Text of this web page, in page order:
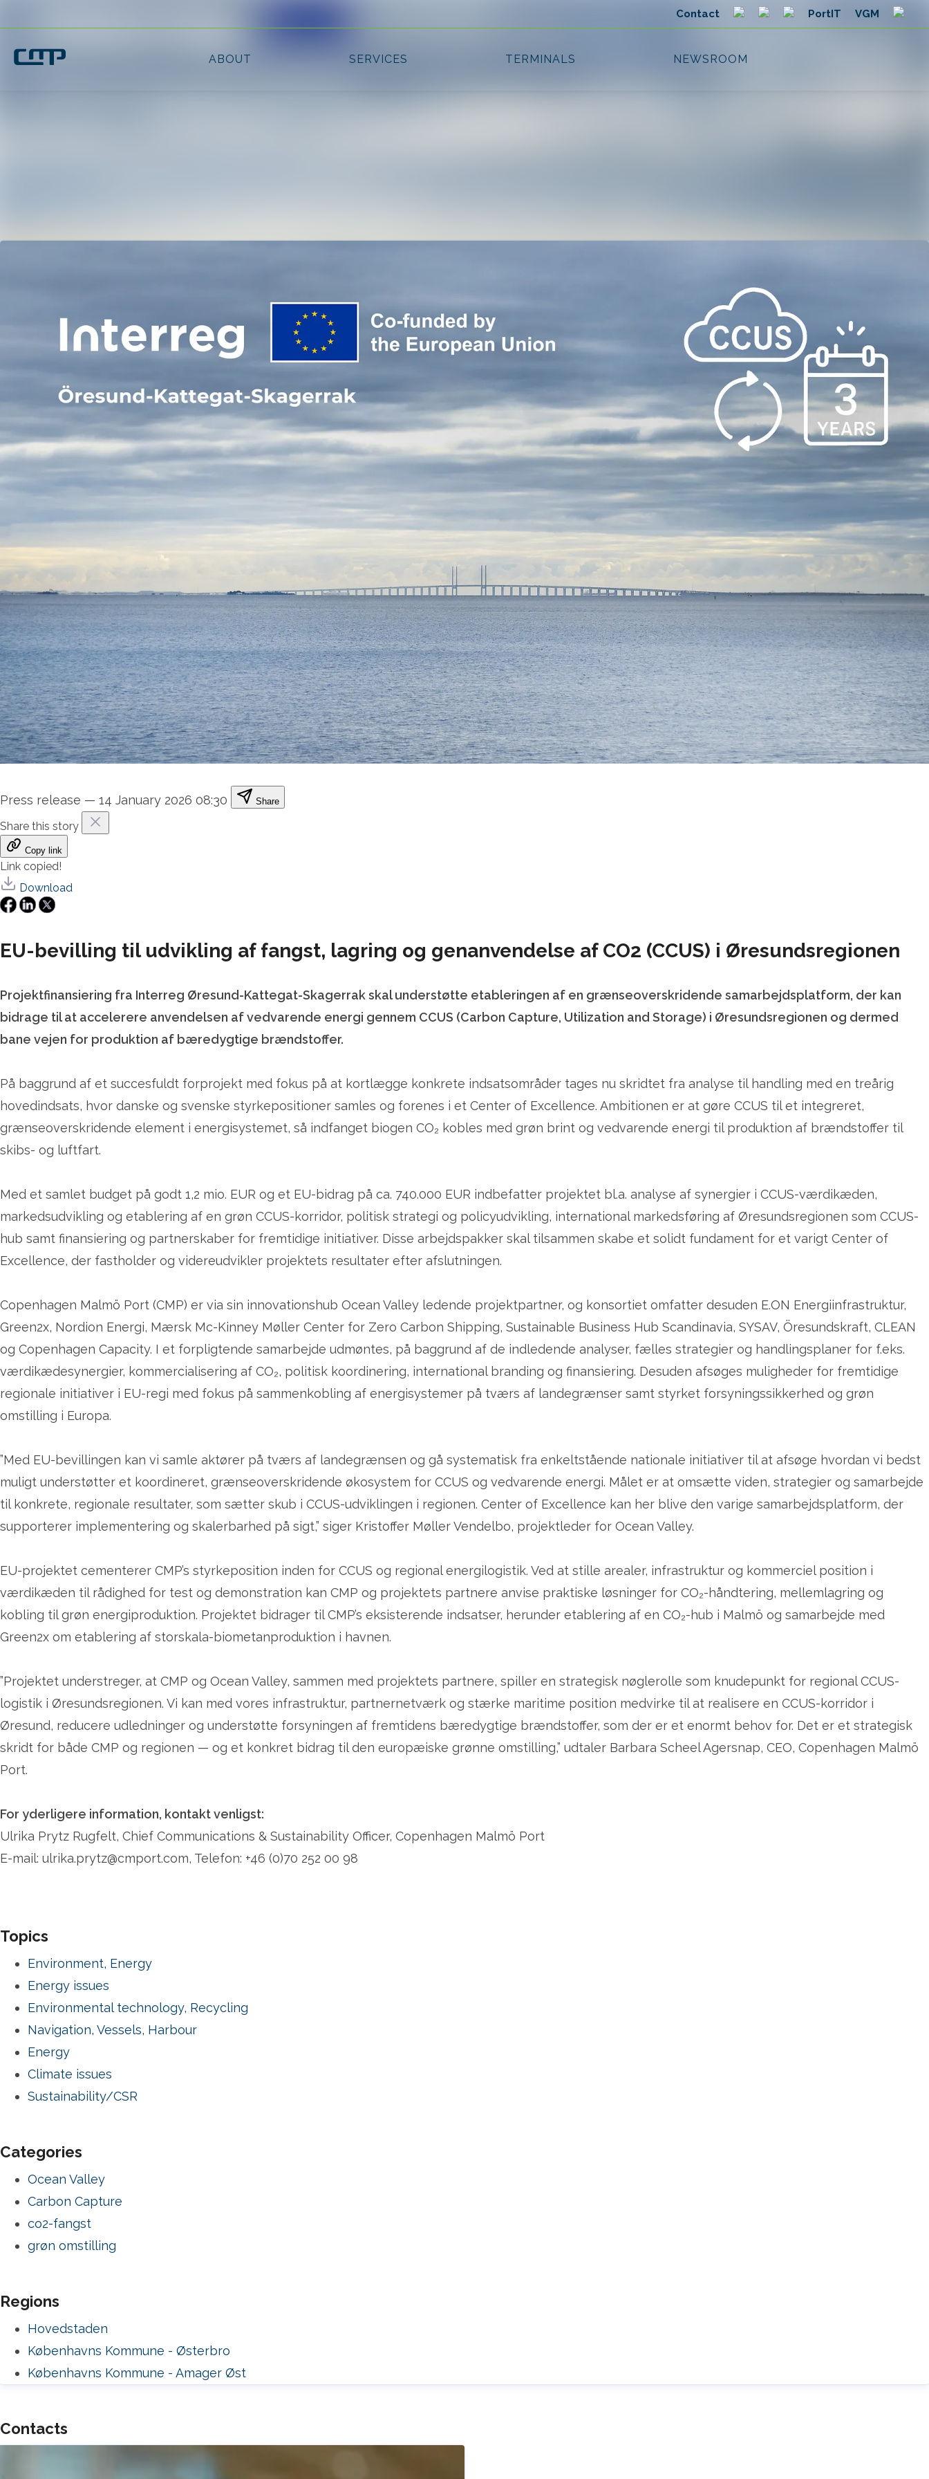
Press release — 14 January 2026 08:30 Share
Share this story
Copy link
Link copied!
Download
EU-bevilling til udvikling af fangst, lagring og genanvendelse af CO2 (CCUS) i Øresundsregionen
Projektfinansiering fra Interreg Øresund-Kattegat-Skagerrak skal understøtte etableringen af en grænseoverskridende samarbejdsplatform, der kan
bidrage til at accelerere anvendelsen af vedvarende energi gennem CCUS (Carbon Capture, Utilization and Storage) i Øresundsregionen og dermed
bane vejen for produktion af bæredygtige brændstoffer.
På baggrund af et succesfuldt forprojekt med fokus på at kortlægge konkrete indsatsområder tages nu skridtet fra analyse til handling med en treårig
hovedindsats, hvor danske og svenske styrkepositioner samles og forenes i et Center of Excellence. Ambitionen er at gøre CCUS til et integreret,
grænseoverskridende element i energisystemet, så indfanget biogen CO₂ kobles med grøn brint og vedvarende energi til produktion af brændstoffer til
skibs- og luftfart.
Med et samlet budget på godt 1,2 mio. EUR og et EU-bidrag på ca. 740.000 EUR indbefatter projektet bl.a. analyse af synergier i CCUS-værdikæden,
markedsudvikling og etablering af en grøn CCUS-korridor, politisk strategi og policyudvikling, international markedsføring af Øresundsregionen som CCUS-
hub samt finansiering og partnerskaber for fremtidige initiativer. Disse arbejdspakker skal tilsammen skabe et solidt fundament for et varigt Center of
Excellence, der fastholder og videreudvikler projektets resultater efter afslutningen.
Copenhagen Malmö Port (CMP) er via sin innovationshub Ocean Valley ledende projektpartner, og konsortiet omfatter desuden E.ON Energiinfrastruktur,
Green2x, Nordion Energi, Mærsk Mc-Kinney Møller Center for Zero Carbon Shipping, Sustainable Business Hub Scandinavia, SYSAV, Öresundskraft, CLEAN
og Copenhagen Capacity. I et forpligtende samarbejde udmøntes, på baggrund af de indledende analyser, fælles strategier og handlingsplaner for f.eks.
værdikædesynergier, kommercialisering af CO₂, politisk koordinering, international branding og finansiering. Desuden afsøges muligheder for fremtidige
regionale initiativer i EU-regi med fokus på sammenkobling af energisystemer på tværs af landegrænser samt styrket forsyningssikkerhed og grøn
omstilling i Europa.
”Med EU-bevillingen kan vi samle aktører på tværs af landegrænsen og gå systematisk fra enkeltstående nationale initiativer til at afsøge hvordan vi bedst
muligt understøtter et koordineret, grænseoverskridende økosystem for CCUS og vedvarende energi. Målet er at omsætte viden, strategier og samarbejde
til konkrete, regionale resultater, som sætter skub i CCUS-udviklingen i regionen. Center of Excellence kan her blive den varige samarbejdsplatform, der
supporterer implementering og skalerbarhed på sigt,” siger Kristoffer Møller Vendelbo, projektleder for Ocean Valley.
EU-projektet cementerer CMP’s styrkeposition inden for CCUS og regional energilogistik. Ved at stille arealer, infrastruktur og kommerciel position i
værdikæden til rådighed for test og demonstration kan CMP og projektets partnere anvise praktiske løsninger for CO₂-håndtering, mellemlagring og
kobling til grøn energiproduktion. Projektet bidrager til CMP’s eksisterende indsatser, herunder etablering af en CO₂-hub i Malmö og samarbejde med
Green2x om etablering af storskala-biometanproduktion i havnen.
”Projektet understreger, at CMP og Ocean Valley, sammen med projektets partnere, spiller en strategisk nøglerolle som knudepunkt for regional CCUS-
logistik i Øresundsregionen. Vi kan med vores infrastruktur, partnernetværk og stærke maritime position medvirke til at realisere en CCUS-korridor i
Øresund, reducere udledninger og understøtte forsyningen af fremtidens bæredygtige brændstoffer, som der er et enormt behov for. Det er et strategisk
skridt for både CMP og regionen — og et konkret bidrag til den europæiske grønne omstilling,” udtaler Barbara Scheel Agersnap, CEO, Copenhagen Malmö
Port.
For yderligere information, kontakt venligst:
Ulrika Prytz Rugfelt, Chief Communications & Sustainability Officer, Copenhagen Malmö Port
E-mail: ulrika.prytz@cmport.com, Telefon: +46 (0)70 252 00 98
Topics
Environment, Energy
Energy issues
Environmental technology, Recycling
Navigation, Vessels, Harbour
Energy
Climate issues
Sustainability/CSR
Categories
Ocean Valley
Carbon Capture
co2-fangst
grøn omstilling
Regions
Hovedstaden
Københavns Kommune - Østerbro
Københavns Kommune - Amager Øst
Contacts